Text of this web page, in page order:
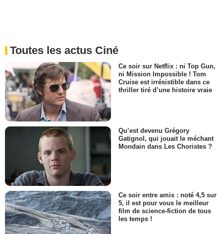
Toutes les actus Ciné
Ce soir sur Netflix : ni Top Gun,
ni Mission Impossible ! Tom
Cruise est irrésistible dans ce
thriller tiré d’une histoire vraie
Qu’est devenu Grégory
Gatignol, qui jouait le méchant
Mondain dans Les Choristes ?
Ce soir entre amis : noté 4,5 sur
5, il est pour vous le meilleur
film de science-fiction de tous
les temps !